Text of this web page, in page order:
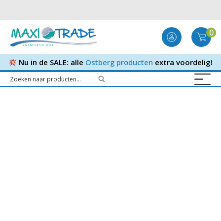
0
Nu in de SALE: alle Östberg producten extra voordelig!